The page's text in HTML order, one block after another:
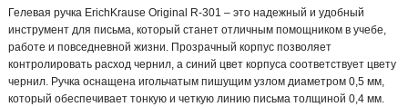
Гелевая ручка ErichKrause Original R-301 – это надежный и удобный
инструмент для письма, который станет отличным помощником в учебе,
работе и повседневной жизни. Прозрачный корпус позволяет
контролировать расход чернил, а синий цвет корпуса соответствует цвету
чернил. Ручка оснащена игольчатым пишущим узлом диаметром 0,5 мм,
который обеспечивает тонкую и четкую линию письма толщиной 0,4 мм.